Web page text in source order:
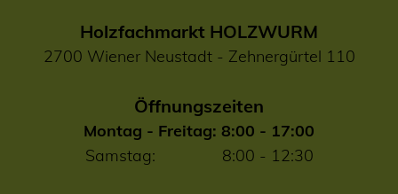
Holzfachmarkt HOLZWURM
2700 Wiener Neustadt - Zehnergürtel 110
Öffnungszeiten
Montag - Freitag: 8:00 - 17:00
Samstag: 8:00 - 12:30